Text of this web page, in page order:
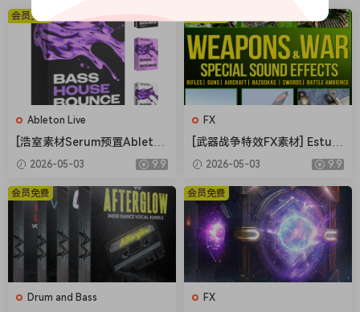
Ableton Live
[浩室素材Serum预置Ableton
模板FL模板] Shadow Sample
s Bass House Bounce Vol.2
The Complete Bundle [WA
V]（4.12GB）
2026-05-03 9.9
会员免费
FX
[武器战争特效FX素材] Estudi
os Talkback Weapons and
War Special Sound Effects
[FLAC]（216MB）
2026-05-03 9.9
Drum and Bass
会员免费
FX
会员免费